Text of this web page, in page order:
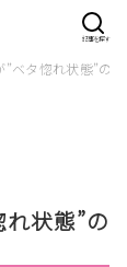
ベタ惚れ状態”の
状態”の